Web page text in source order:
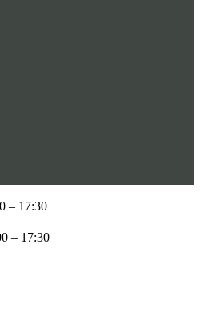
– 17:30
– 17:30